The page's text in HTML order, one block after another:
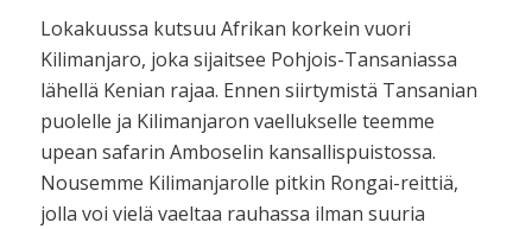
Lokakuussa kutsuu Afrikan korkein vuori
Kilimanjaro, joka sijaitsee Pohjois-Tansaniassa
lähellä Kenian rajaa. Ennen siirtymistä Tansanian
puolelle ja Kilimanjaron vaellukselle teemme
upean safarin Amboselin kansallispuistossa.
Nousemme Kilimanjarolle pitkin Rongai-reittiä,
jolla voi vielä vaeltaa rauhassa ilman suuria